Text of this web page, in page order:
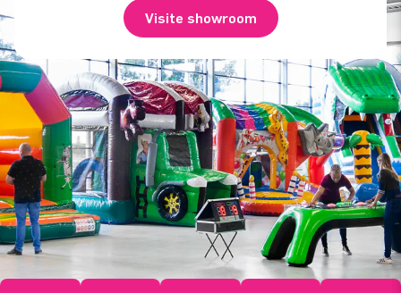
Visite showroom